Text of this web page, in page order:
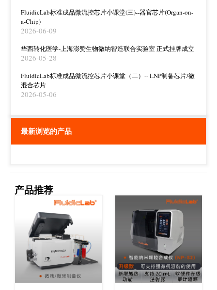
FluidicLab标准成品微流控芯片小课堂(三)--器官芯片(Organ-on-
a-Chip)
2026-06-09
华西转化医学-上海澎赞生物微纳智造联合实验室 正式挂牌成立
2026-05-28
FluidicLab标准成品微流控芯片小课堂（二）-- LNP制备芯片/微
混合芯片
2026-05-06
最新浏览的产品
产品推荐